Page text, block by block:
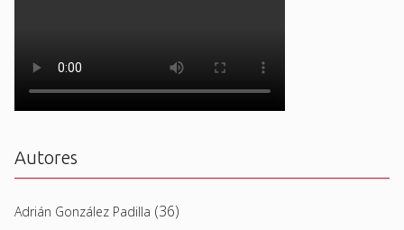
Autores
Adrián González Padilla (36)